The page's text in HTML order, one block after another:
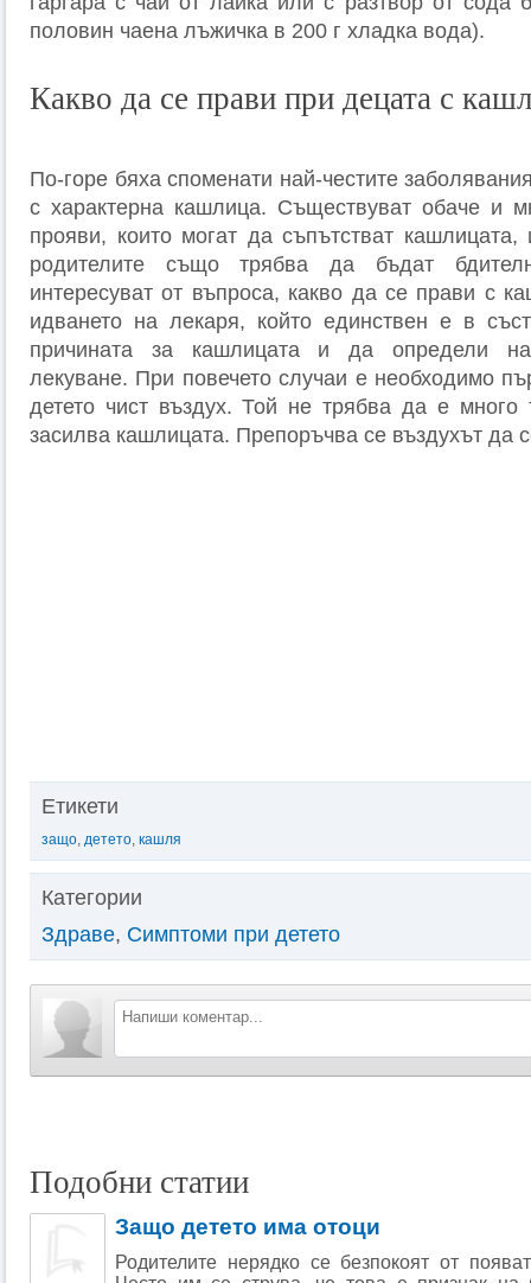
половин чаена лъжичка в 200 г хладка вода).
Какво да се прави при децата с
По-горе бяха споменати най-честите
с характерна кашлица. Съществуват обаче и
прояви, които могат да съпътстват
родителите също трябва да бъдат
интересуват от въпроса, какво да се прави с
идването на лекаря, който единствен е в
причината за кашлицата и да определи
лекуване. При повечето случаи е необходимо
детето чист въздух. Той не трябва да е
засилва кашлицата. Препоръчва се въздухът да
Етикети
защо, детето, кашля
Категории
Здраве, Симптоми при детето
Подобни статии
Защо детето има отоци
Родителите нерядко се безпокоят от